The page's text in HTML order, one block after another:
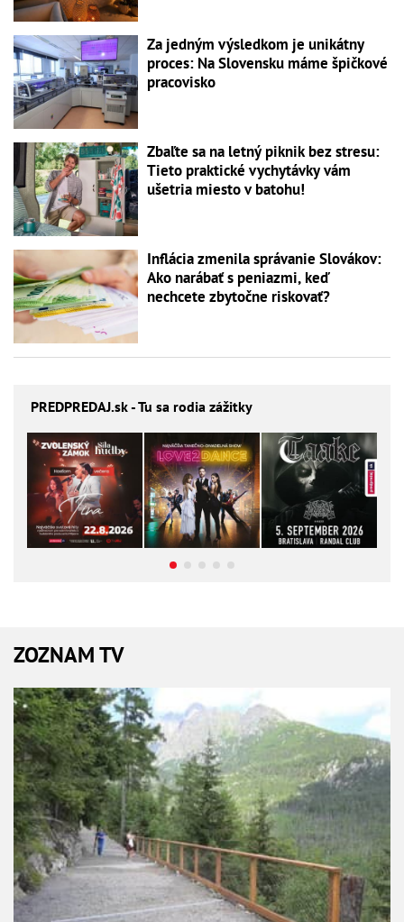
Za jedným výsledkom je unikátny
proces: Na Slovensku máme špičkové
pracovisko
Zbaľte sa na letný piknik bez stresu:
Tieto praktické vychytávky vám
ušetria miesto v batohu!
Inflácia zmenila správanie Slovákov:
Ako narábať s peniazmi, keď
nechcete zbytočne riskovať?
PREDPREDAJ.sk - Tu sa rodia zážitky
ZOZNAM TV